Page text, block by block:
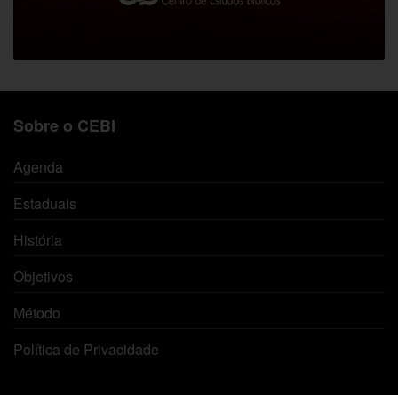
Sobre o CEBI
Agenda
Estaduais
História
Objetivos
Método
Política de Privacidade